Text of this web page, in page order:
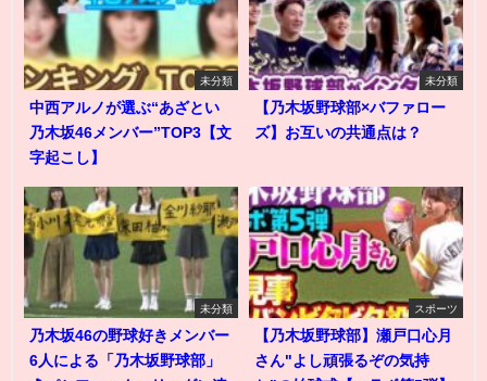
未分類
中西アルノが選ぶ“あざとい
乃木坂46メンバー”TOP3【文
字起こし】
未分類
【乃木坂野球部×バファロー
ズ】お互いの共通点は？
未分類
乃木坂46の野球好きメンバー
6人による「乃木坂野球部」
スポーツ
【乃木坂野球部】瀬戸口心月
さん"よし頑張るぞの気持